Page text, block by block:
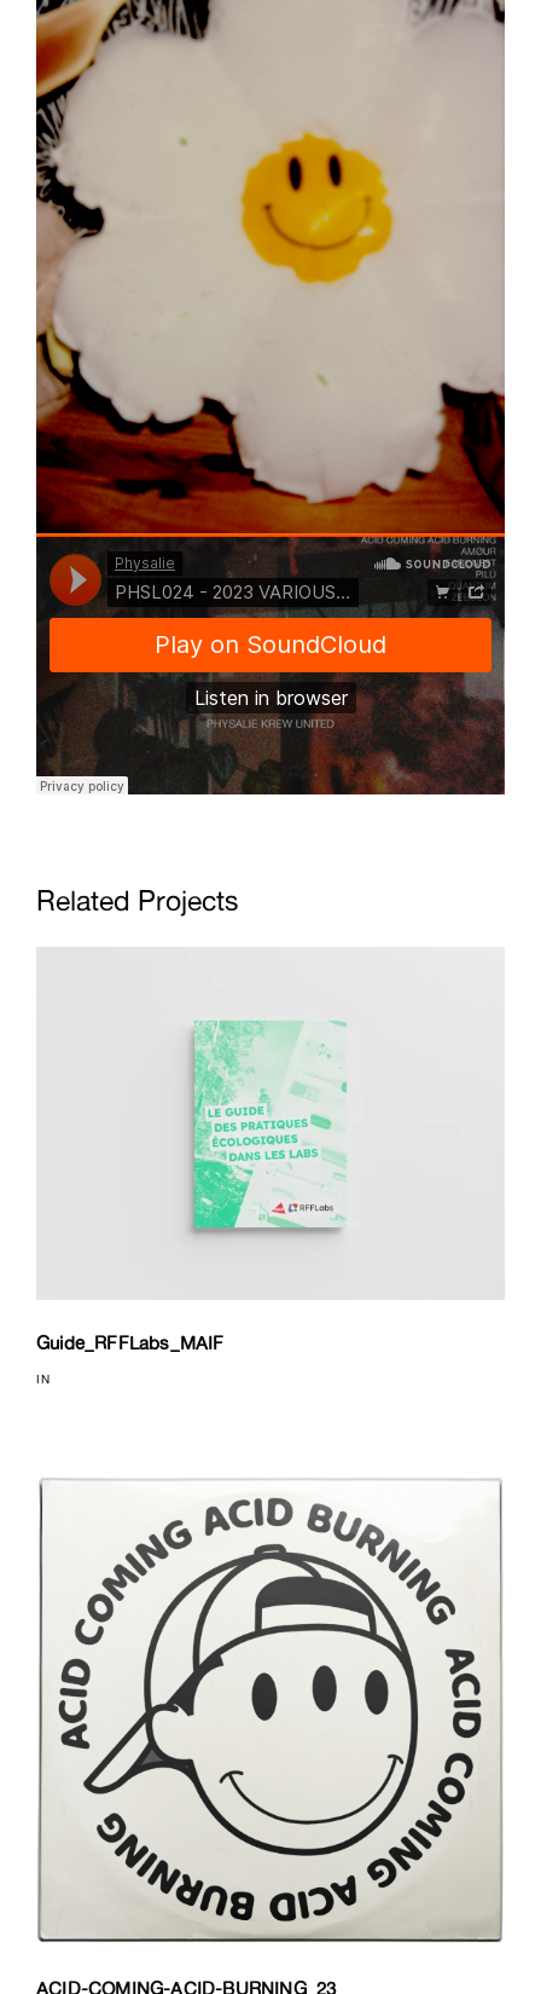
Related Projects
Guide_RFFLabs_MAIF
IN
ACID-COMING-ACID-BURNING_23